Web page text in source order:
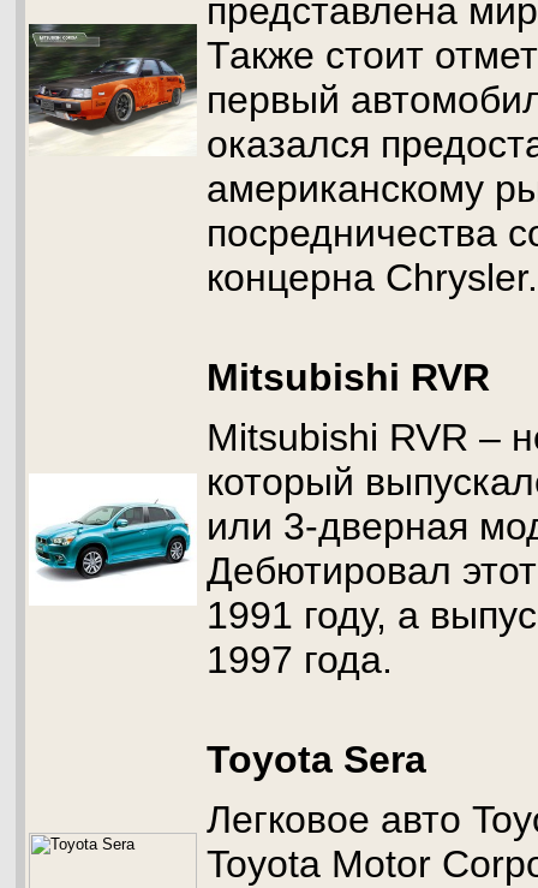
представлена
Также стоит
первый
оказался
американскому
посредничества
концерна Chrysler.
Mitsubishi RVR
Mitsubishi RVR –
который
или 3-дверная
Дебютировал
1991 году, а
1997 года.
Toyota Sera
Легковое авто
Toyota Motor